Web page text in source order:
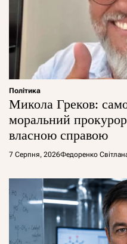
Політика
Микола Греков:
моральний
власною справою
7 Серпня, 2026Федоренко